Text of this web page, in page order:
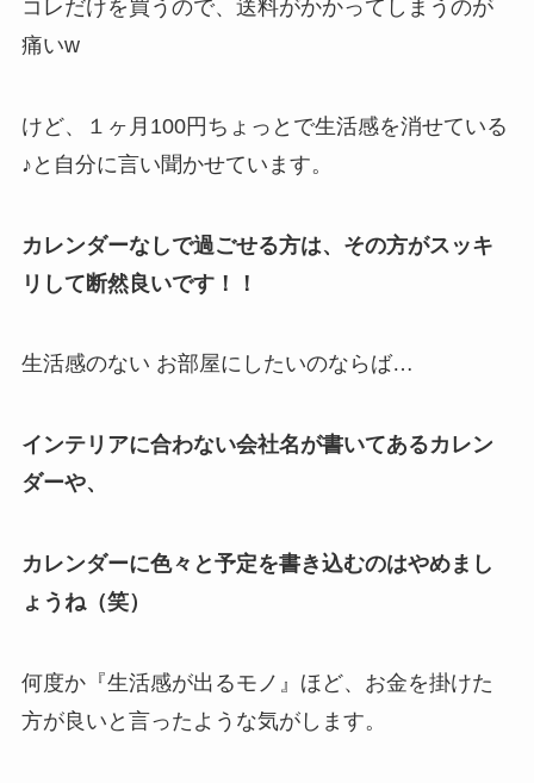
コレだけを買うので、送料がかかってしまうのが
痛いw
けど、１ヶ月100円ちょっとで生活感を消せている
♪と自分に言い聞かせています。
カレンダーなしで過ごせる方は、その方がスッキ
リして断然良いです！！
生活感のない お部屋にしたいのならば…
インテリアに合わない会社名が書いてあるカレン
ダーや、
カレンダーに色々と予定を書き込むのはやめまし
ょうね（笑）
何度か『生活感が出るモノ』ほど、お金を掛けた
方が良いと言ったような気がします。